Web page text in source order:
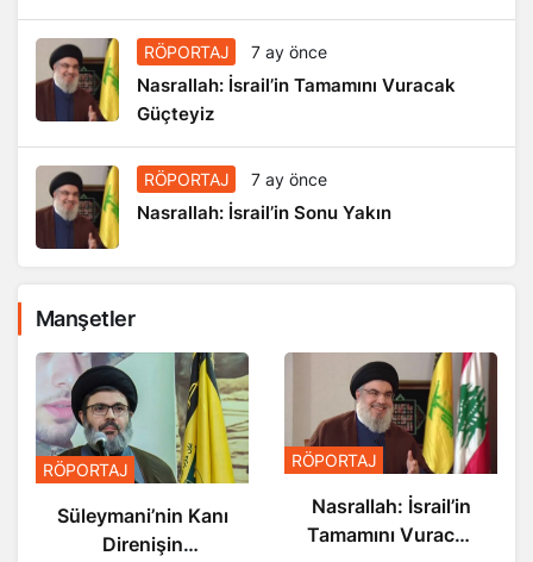
RÖPORTAJ 7 ay önce
Nasrallah: İsrail’in Tamamını Vuracak
Güçteyiz
RÖPORTAJ 7 ay önce
Nasrallah: İsrail’in Sonu Yakın
Manşetler
Kanı
RÖPORTAJ
Nasrallah: İsrail’in
Tamamını Vuracak
RÖPORTAJ
Sonu